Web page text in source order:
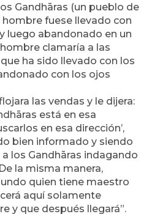
Gandhāras (un pueblo de
hombre fuese llevado con
luego abandonado en un
clamaría a las
ha sido llevado con los
con los ojos
las vendas y le dijera:
está en esa
en esa dirección’,
bien informado y siendo
los Gandhāras indagando
la misma manera,
quien tiene maestro
aquí solamente
y que después llegará”.